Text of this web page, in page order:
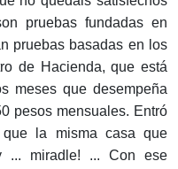
prue­bas fundadas en
pruebas basadas en los
de Hacienda, que está
meses que desempeña
pesos mensuales. Entró
la misma casa que
... miradle! ... Con ese